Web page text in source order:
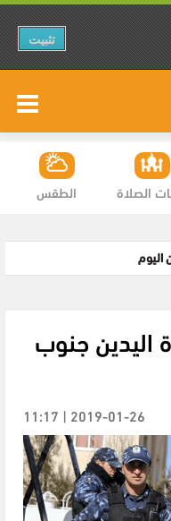
تثبيت
الطقس الصلاة
اليدين جنوب
2019-01-26 | 11:17